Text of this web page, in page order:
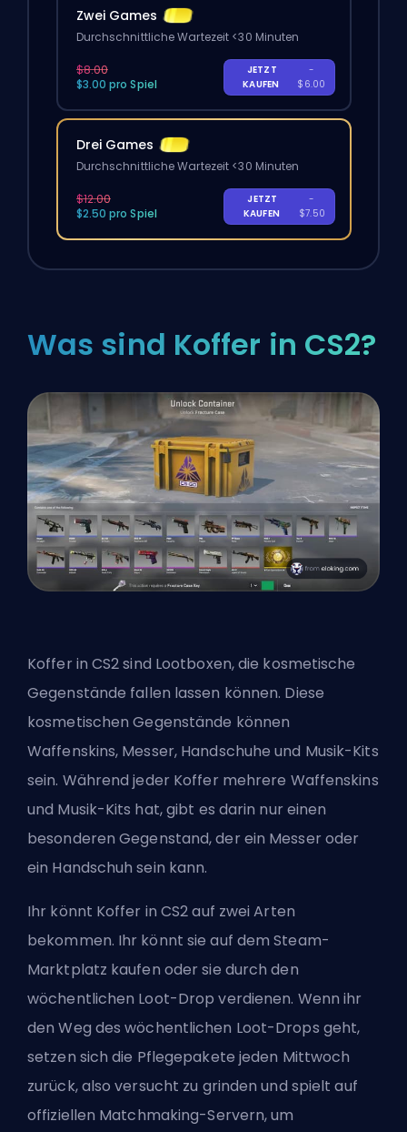
Zwei Games
Durchschnittliche Wartezeit <30 Minuten
$8.00
$3.00 pro Spiel
JETZT
KAUFEN
-
$6.00
Drei Games
Durchschnittliche Wartezeit <30 Minuten
$12.00
$2.50 pro Spiel
JETZT
KAUFEN
-
$7.50
Was sind Koffer in CS2?
Koffer in CS2 sind Lootboxen, die kosmetische
Gegenstände fallen lassen können. Diese
kosmetischen Gegenstände können
Waffenskins, Messer, Handschuhe und Musik-Kits
sein. Während jeder Koffer mehrere Waffenskins
und Musik-Kits hat, gibt es darin nur einen
besonderen Gegenstand, der ein Messer oder
ein Handschuh sein kann.
Ihr könnt Koffer in CS2 auf zwei Arten
bekommen. Ihr könnt sie auf dem Steam-
Marktplatz kaufen oder sie durch den
wöchentlichen Loot-Drop verdienen. Wenn ihr
den Weg des wöchentlichen Loot-Drops geht,
setzen sich die Pflegepakete jeden Mittwoch
zurück, also versucht zu grinden und spielt auf
offiziellen Matchmaking-Servern, um